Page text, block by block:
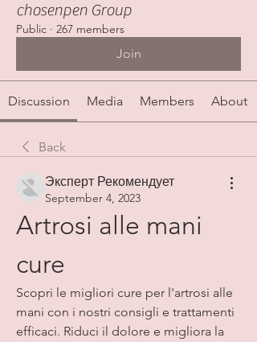
chosenpen Group
Public · 267 members
Join
Discussion Media Members About
Back
Эксперт Рекомендует
September 4, 2023
Artrosi alle mani
cure
Scopri le migliori cure per l'artrosi alle
mani con i nostri consigli e trattamenti
efficaci. Riduci il dolore e migliora la